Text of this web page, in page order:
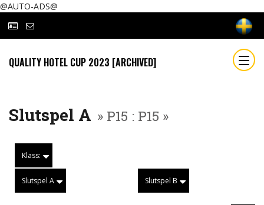
@AUTO-ADS@
QUALITY HOTEL CUP 2023 [ARCHIVED]
Slutspel A » P15 : P15 »
Klass:
Slutspel A Slutspel B